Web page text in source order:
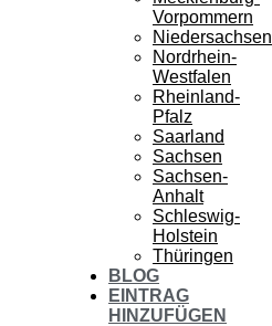
Vorpommern
Niedersachsen
Nordrhein-
Westfalen
Rheinland-
Pfalz
Saarland
Sachsen
Sachsen-
Anhalt
Schleswig-
Holstein
Thüringen
BLOG
EINTRAG
HINZUFÜGEN